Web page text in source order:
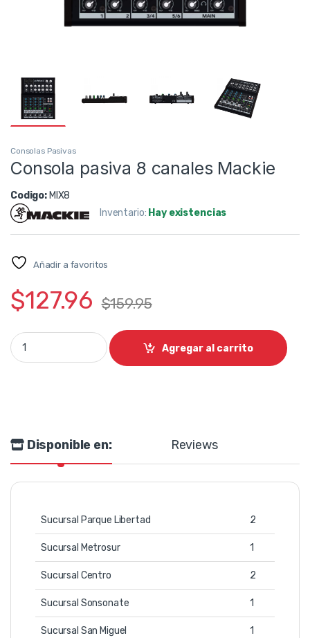
Consolas Pasivas
Consola pasiva 8 canales Mackie
Codigo: MIX8
Inventario: Hay existencias
Añadir a favoritos
$127.96 $159.95
Consola pasiva 8 canales Mackie quantity
Agregar al carrito
Disponible en: Reviews
Sucursal Parque Libertad 2
Sucursal Metrosur 1
Sucursal Centro 2
Sucursal Sonsonate 1
Sucursal San Miguel 1